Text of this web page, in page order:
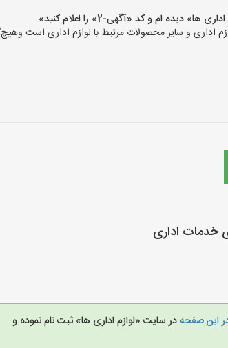
ام و کد «آگهی-2» را اعلام کنید»
اداری و سایر محصولات مرتبط با لوازم اداری است
خدمات اداری
این صفحهدر سایت «لوازم اداری ها» ثبت نام نموده و